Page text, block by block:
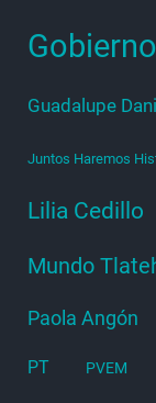
Guadalupe
Juntos Haremos
Lilia Cedillo
Mundo
Paola Angón
PT PVEM